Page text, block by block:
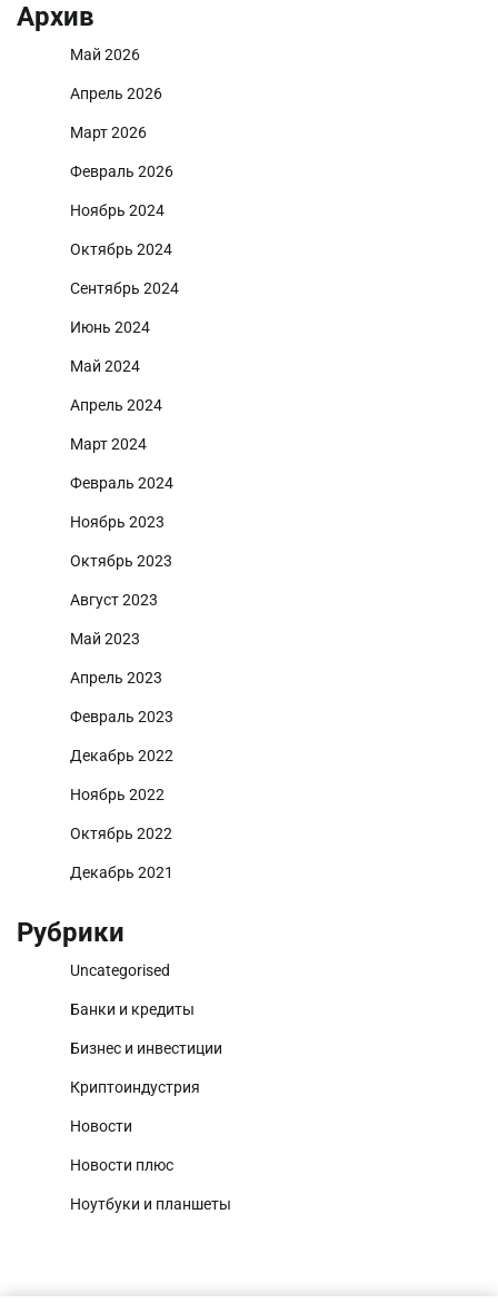
Архив
Май 2026
Апрель 2026
Март 2026
Февраль 2026
Ноябрь 2024
Октябрь 2024
Сентябрь 2024
Июнь 2024
Май 2024
Апрель 2024
Март 2024
Февраль 2024
Ноябрь 2023
Октябрь 2023
Август 2023
Май 2023
Апрель 2023
Февраль 2023
Декабрь 2022
Ноябрь 2022
Октябрь 2022
Декабрь 2021
Рубрики
Uncategorised
Банки и кредиты
Бизнес и инвестиции
Криптоиндустрия
Новости
Новости плюс
Ноутбуки и планшеты